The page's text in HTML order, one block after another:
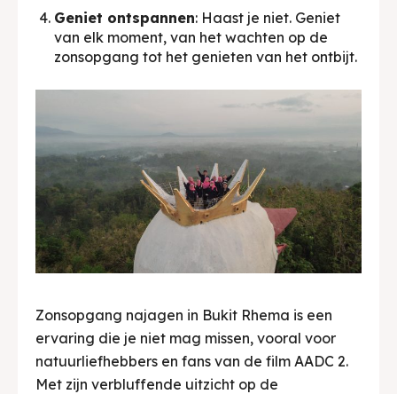
Geniet ontspannen: Haast je niet. Geniet
van elk moment, van het wachten op de
zonsopgang tot het genieten van het ontbijt.
Zonsopgang najagen in Bukit Rhema is een
ervaring die je niet mag missen, vooral voor
natuurliefhebbers en fans van de film AADC 2.
Met zijn verbluffende uitzicht op de